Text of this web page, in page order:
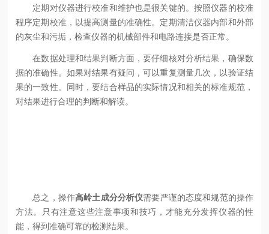
定期对仪器进行校准和维护也是很关键的。按照仪器的校准
程序定期校准，以提高测量的准确性。定期清洁仪器内部和外部
的灰尘和污垢，检查仪器的机械部件和电路连接是否正常。
在数据处理和结果判断方面，要仔细核对分析结果，确保数
据的准确性。如果对结果有疑问，可以重复测量几次，以验证结
果的一致性。同时，要结合样品的实际情况和相关的标准规范，
对结果进行合理的判断和解读。
总之，操作高岭土成分分析仪需要严谨的态度和规范的操作
方法。只有注意这些注意事项和技巧，才能充分发挥仪器的性
能，得到准确可靠的检测结果。